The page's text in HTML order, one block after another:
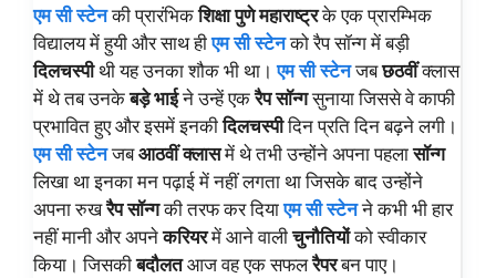
एम सी स्टेनकी प्रारंभिकशिक्षा पुणे महाराष्ट्रके एक प्रारम्भिक
विद्यालय में हुयी और साथ हीएम सी स्टेनको रैप सॉन्ग में बड़ी
दिलचस्पीथी यह उनका शौक भी था।एम सी स्टेनजबछठवींक्लास
में थे तब उनकेबड़े भाईने उन्हें एकरैप सॉन्गसुनाया जिससे वे काफी
प्रभावित हुए और इसमें इनकीदिलचस्पीदिन प्रति दिन बढ़ने लगी।
एम सी स्टेनजबआठवीं क्लासमें थे तभी उन्होंने अपना पहलासॉन्ग
लिखा था इनका मन पढ़ाई में नहीं लगता था जिसके बाद उन्होंने
अपना रुखरैप सॉन्गकी तरफ कर दियाएम सी स्टेनने कभी भी हार
नहीं मानी और अपनेकरियरमें आने वालीचुनौतियोंको स्वीकार
किया। जिसकीबदौलतआज वह एक सफलरैपरबन पाए।